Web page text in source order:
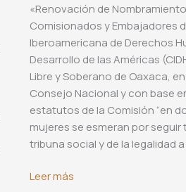
«Renovación de
Comisionados y Embajadores
Iberoamericana de Derechos
Desarrollo de las Américas
Libre y Soberano de Oaxaca,
Consejo Nacional y con base
estatutos de la Comisión “en
mujeres se esmeran por
tribuna social y de la legalidad
Renovación
Leer más